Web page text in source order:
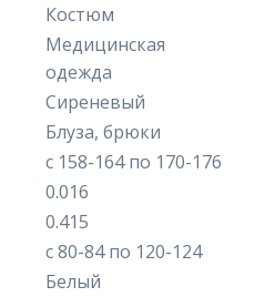
Костюм
Медицинская
одежда
Сиреневый
Блуза, брюки
с 158-164 по 170-176
0.016
0.415
с 80-84 по 120-124
Белый